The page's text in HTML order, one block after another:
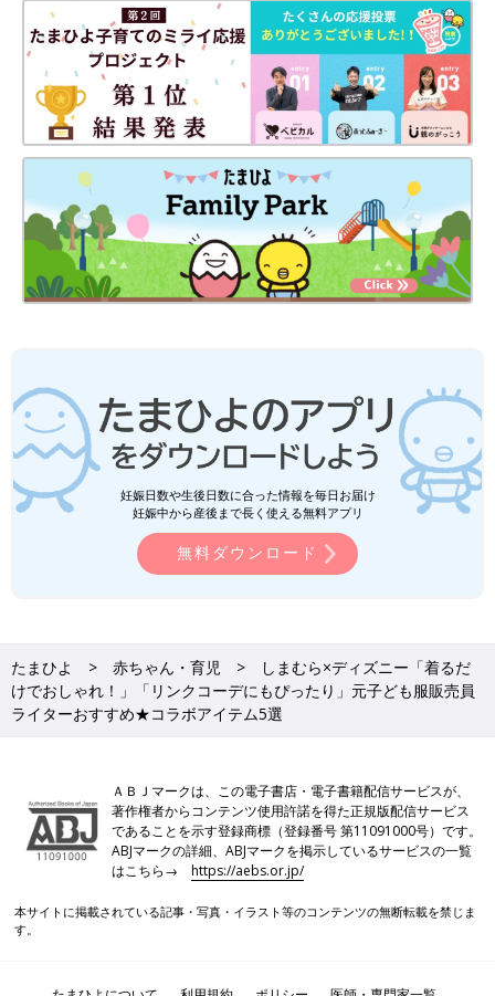
出典：Instagramアカウント「__kn.rm」
こちらは__kn.rmさんがゲットした、インフルエンサー「チマジ
ロ」さんとのコラボTシャツ。モノトーンベースで色味が控えめ
なので、大人っぽく着こなせます♪ 90〜170cmまで展開してい
ダイソー、ベルメゾン…「とにかく優
秀」「今年もリピ買い」今欲しい！汗取
りアイテム4選
汗をかく機会が増えるこれからの季節に向け
て、各ショップではさまざまな汗取りアイテム
が登場しています。今回は、汗ジミ対策に役立
つインナーや、足元の不快感を和らげるインソ
ールなど、この夏欲しいものをご紹介！SNSで
も絶賛されているので、ぜひチェックしてみて
くださいね♪
ユニクロキッズ「この夏ヘビロテ確
定！」「モンチッチコラボも」激かわT
ものばかり！今回は、そんなユニクロのおすす
めTシャツをご紹介します。
人気キャラクターを取り入れた優秀アイテムが盛り
だくさん
テムが豊富にラインナップ。着まわしが効くものや、1着でコー
デがキマるものなど、プチプラとは思えない優秀アイテムばかり
です。ディズニーコラボのアイテムはとても人気が高く、品切れ
になってしまうことが多いので、ぜひ早めにチェックしてくださ
(文：今井あやか)
妊娠日数や生後日数に合った情報を毎日お届け
妊娠中から産後まで長く使える無料アプリ
無料ダウンロード
たまひよ 赤ちゃん・育児
しまむら×ディズニー「着るだ
けでおしゃれ！」「リンクコーデにもぴったり」元子ども服販売員
ライターおすすめ★コラボアイテム5選
ＡＢＪマークは、この電子書店・電子書籍配信サービスが、
著作権者からコンテンツ使用許諾を得た正規版配信サービス
であることを示す登録商標（登録番号 第11091000号）です。
ABJマークの詳細、ABJマークを掲示しているサービスの一覧
はこちら→https://aebs.or.jp/
本サイトに掲載されている記事・写真・イラスト等のコンテンツの無断転載を禁じま
す。